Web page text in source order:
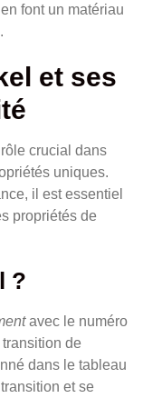
font un matériau
et ses
crucial dans
uniques.
il est essentiel
propriétés de
?
avec le numéro
de
dans le tableau
et se